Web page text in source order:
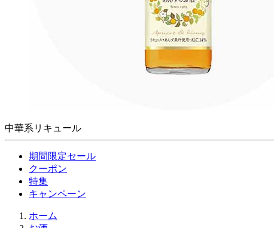
中華系リキュール
期間限定セール
クーポン
特集
キャンペーン
ホーム